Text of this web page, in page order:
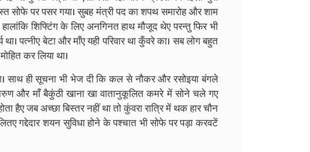
सोफे पर पसर गया। सुबह मंत्री पद का शपथ समारोह और शाम
शिफ्टिंग के लिए अनगिनत हाथ मौजूद थेए परन्तु फिर भी
पत्नीए बेटा और माँए यही परिवार था कुँवरे का। सब लोग बहुत
कर लिया था।
साथ ही सूचना भी भेज दी कि कल से नौकर और रसोइया बंगले
तरुण और माँ बैकुंठी खाना खा वातानुकूलित कमरे में सोने चले गए
हैए जब अच्छा बिस्तर नहीं था तो कुंवरा रात्रि में थक हार चौन
शयन सुविधा होने के पश्चात भी सोफे पर पड़ा करवटें